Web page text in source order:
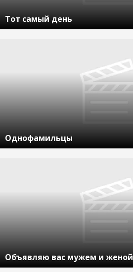
Тот самый день
Однофамильцы
Объявляю вас мужем и женой